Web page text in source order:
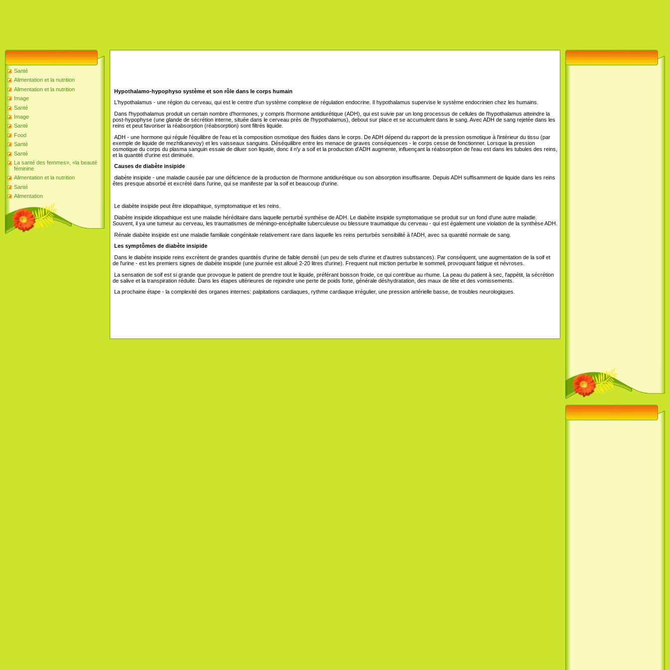
Santé
Alimentation et la nutrition
Alimentation et la nutrition
Image
Santé
Image
Santé
Food
Santé
Santé
La santé des femmes», «la beauté
féminine
Alimentation et la nutrition
Santé
Alimentation
Hypothalamo-hypophyso système et son rôle dans le corps humain
L'hypothalamus - une région du cerveau, qui est le centre d'un système complexe de régulation endocrine. Il hypothalamus supervise le système endocrinien chez les humains.
Dans l'hypothalamus produit un certain nombre d'hormones, y compris l'hormone antidiurétique (ADH), qui est suivie par un long processus de cellules de l'hypothalamus atteindre la
post-hypophyse (une glande de sécrétion interne, située dans le cerveau près de l'hypothalamus), debout sur place et se accumulent dans le sang. Avec ADH de sang rejetée dans les
reins et peut favoriser la réabsorption (réabsorption) sont filtrés liquide.
ADH - une hormone qui régule l'équilibre de l'eau et la composition osmotique des fluides dans le corps. De ADH dépend du rapport de la pression osmotique à l'intérieur du tissu (par
exemple de liquide de mezhtkanevoy) et les vaisseaux sanguins. Déséquilibre entre les menace de graves conséquences - le corps cesse de fonctionner. Lorsque la pression
osmotique du corps du plasma sanguin essaie de diluer son liquide, donc il n'y a soif et la production d'ADH augmente, influençant la réabsorption de l'eau est dans les tubules des reins,
et la quantité d'urine est diminuée.
Causes de diabète insipide
diabète insipide - une maladie causée par une déficience de la production de l'hormone antidiurétique ou son absorption insuffisante. Depuis ADH suffisamment de liquide dans les reins
êtes presque absorbé et excrété dans l'urine, qui se manifeste par la soif et beaucoup d'urine.
Le diabète insipide peut être idiopathique, symptomatique et les reins.
Diabète insipide idiopathique est une maladie héréditaire dans laquelle perturbé synthèse de ADH. Le diabète insipide symptomatique se produit sur un fond d'une autre maladie.
Souvent, il ya une tumeur au cerveau, les traumatismes de méningo-encéphalite tuberculeuse ou blessure traumatique du cerveau - qui est également une violation de la synthèse ADH.
Rénale diabète insipide est une maladie familiale congénitale relativement rare dans laquelle les reins perturbés sensibilité à l'ADH, avec sa quantité normale de sang.
Les symptômes de diabète insipide
Dans le diabète insipide reins excrètent de grandes quantités d'urine de faible densité (un peu de sels d'urine et d'autres substances). Par conséquent, une augmentation de la soif et
de l'urine - est les premiers signes de diabète insipide (une journée est alloué 2-20 litres d'urine). Frequent nuit miction perturbe le sommeil, provoquant fatigue et névroses.
La sensation de soif est si grande que provoque le patient de prendre tout le liquide, préférant boisson froide, ce qui contribue au rhume. La peau du patient à sec, l'appétit, la sécrétion
de salive et la transpiration réduite. Dans les étapes ultérieures de rejoindre une perte de poids forte, générale déshydratation, des maux de tête et des vomissements.
La prochaine étape - la complexité des organes internes: palpitations cardiaques, rythme cardiaque irrégulier, une pression artérielle basse, de troubles neurologiques.